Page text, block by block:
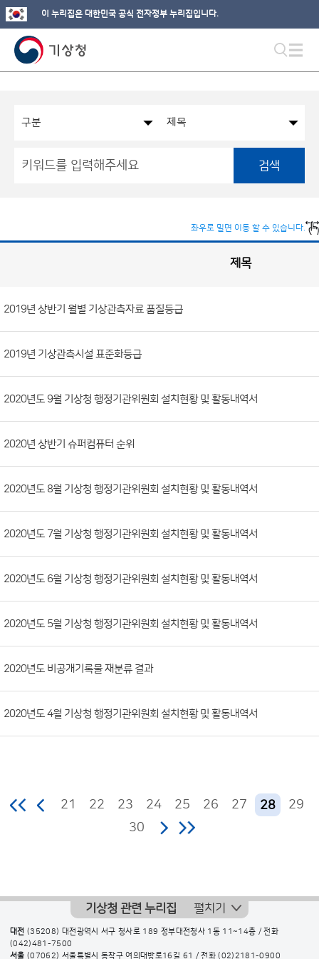
이 누리집은 대한민국 공식 전자정부 누리집입니다.
검색
좌우로 밀면 이동 할 수 있습니다.
공
개
정
보
목
록
류,
첨
부
일,
조
회
제목
2019년 상반기 월별 기상관측자료 품질등급
2019년 기상관측시설 표준화등급
2020년도 9월 기상청 행정기관위원회 설치현황 및 활동내역서
2020년 상반기 슈퍼컴퓨터 순위
2020년도 8월 기상청 행정기관위원회 설치현황 및 활동내역서
2020년도 7월 기상청 행정기관위원회 설치현황 및 활동내역서
2020년도 6월 기상청 행정기관위원회 설치현황 및 활동내역서
2020년도 5월 기상청 행정기관위원회 설치현황 및 활동내역서
2020년도 비공개기록물 재분류 결과
2020년도 4월 기상청 행정기관위원회 설치현황 및 활동내역서
21 22 23 24 25 26 27 28
29
30
기상청 관련 누리집 펼치기
대전 (35208) 대전광역시 서구 청사로 189 정부대전청사 1동 11~14층 / 전화
(042)481-7500
서울 (07062) 서울특별시 동작구 여의대방로16길 61 / 전화(02)2181-0900